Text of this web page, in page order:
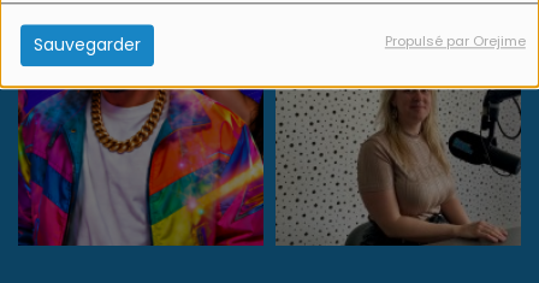
Sauvegarder Propulsé par Orejime